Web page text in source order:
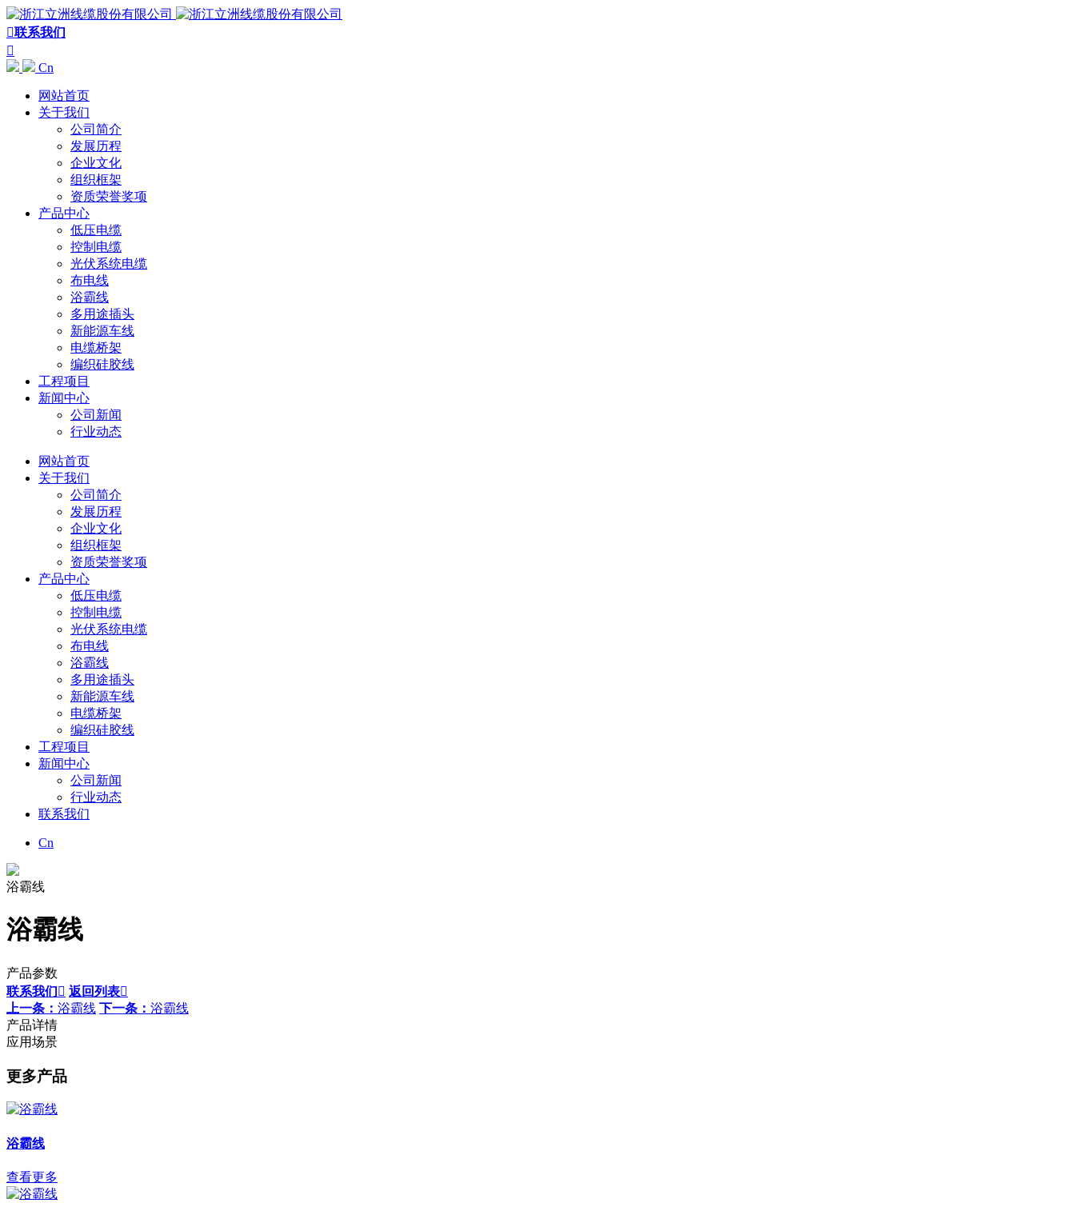
联系我们

Cn
网站首页
关于我们
公司简介
发展历程
企业文化
组织框架
资质荣誉奖项
产品中心
低压电缆
控制电缆
光伏系统电缆
布电线
浴霸线
多用途插头
新能源车线
电缆桥架
编织硅胶线
工程项目
新闻中心
公司新闻
行业动态
网站首页
关于我们
公司简介
发展历程
企业文化
组织框架
资质荣誉奖项
产品中心
低压电缆
控制电缆
光伏系统电缆
布电线
浴霸线
多用途插头
新能源车线
电缆桥架
编织硅胶线
工程项目
新闻中心
公司新闻
行业动态
联系我们
Cn
浴霸线
浴霸线
产品参数
联系我们  返回列表
上一条： 浴霸线 下一条： 浴霸线
产品详情
应用场景
更多产品
浴霸线
查看更多